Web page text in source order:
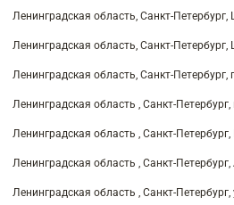
Ленинградская область, Санкт-
Ленинградская область, Санкт-
Ленинградская область, Санкт-
Ленинградская область , Санкт-
Ленинградская область , Санкт-
Ленинградская область , Санкт-
Ленинградская область , Санкт-